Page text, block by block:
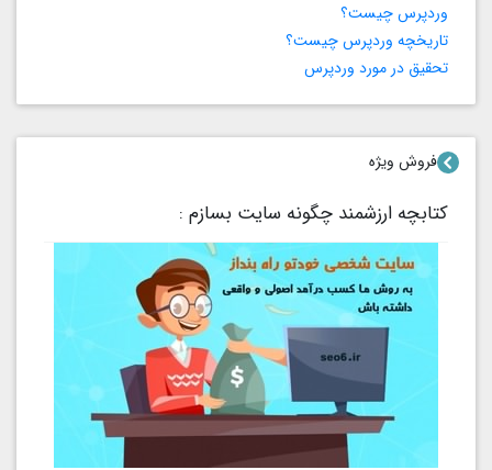
وردپرس چیست؟
تاریخچه وردپرس چیست؟
تحقیق در مورد وردپرس
فروش ویژه
کتابچه ارزشمند چگونه سایت بسازم :